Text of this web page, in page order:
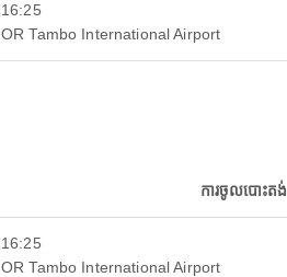
16:25
OR Tambo International Airport
ការចូលបោះតង់
16:25
OR Tambo International Airport